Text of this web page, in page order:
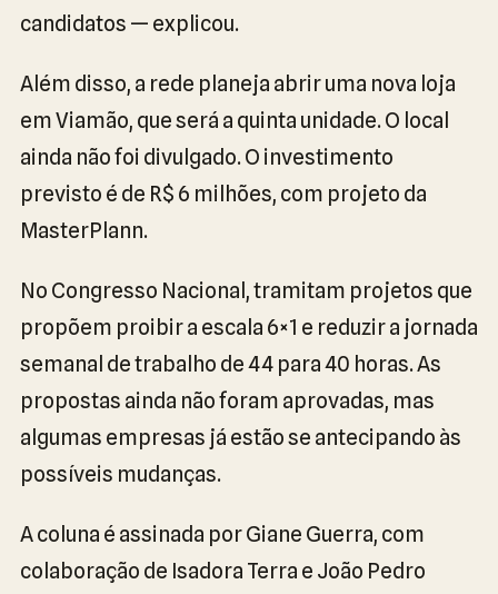
candidatos — explicou.
Além disso, a rede planeja abrir uma nova loja
em Viamão, que será a quinta unidade. O local
ainda não foi divulgado. O investimento
previsto é de R$ 6 milhões, com projeto da
MasterPlann.
No Congresso Nacional, tramitam projetos que
propõem proibir a escala 6×1 e reduzir a jornada
semanal de trabalho de 44 para 40 horas. As
propostas ainda não foram aprovadas, mas
algumas empresas já estão se antecipando às
possíveis mudanças.
A coluna é assinada por Giane Guerra, com
colaboração de Isadora Terra e João Pedro